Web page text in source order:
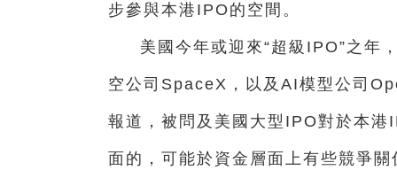
步參與本港IPO的空間。
美國今年或迎來“超級IPO”之年
空公司SpaceX，以及AI模型公司
報道， 被問及美國大型IPO對於本港
面的，可能於資金層面上有些競爭